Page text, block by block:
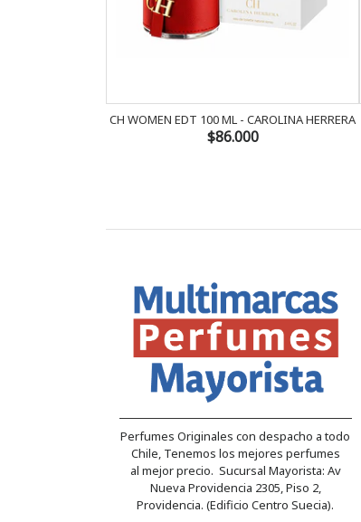
CH WOMEN EDT 100 ML - CAROLINA HERRERA
$86.000
Perfumes Originales con despacho a todo
Chile, Tenemos los mejores perfumes
al mejor precio. Sucursal Mayorista: Av
Nueva Providencia 2305, Piso 2,
Providencia. (Edificio Centro Suecia).